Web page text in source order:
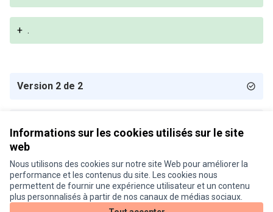
Informations sur les cookies utilisés sur le site
web
Nous utilisons des cookies sur notre site Web pour améliorer la
performance et les contenus du site. Les cookies nous
permettent de fournir une expérience utilisateur et un contenu
plus personnalisés à partir de nos canaux de médias sociaux.
+ .
Version 2 de 2
Conditions d'utilisation
Paramètres des cookies
Je participe ! sur X
(Lien externe)
Je participe ! sur Facebook
Je participe ! sur Instagram